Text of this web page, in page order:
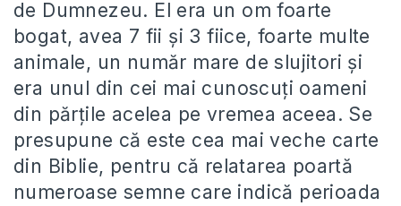
de Dumnezeu. El era un om foarte
bogat, avea 7 fii și 3 fiice, foarte multe
animale, un număr mare de slujitori și
era unul din cei mai cunoscuți oameni
din părțile acelea pe vremea aceea. Se
presupune că este cea mai veche carte
din Biblie, pentru că relatarea poartă
numeroase semne care indică perioada